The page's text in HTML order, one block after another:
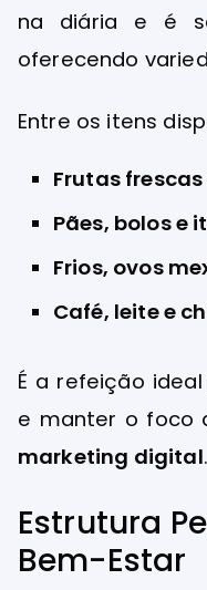
na diária e é
oferecendo
Entre os itens
Frutas
Pães, bolos e
Frios, ovos
Café, leite e
É a refeição
e manter o foco
marketing digital.
Estrutura
Bem-Estar